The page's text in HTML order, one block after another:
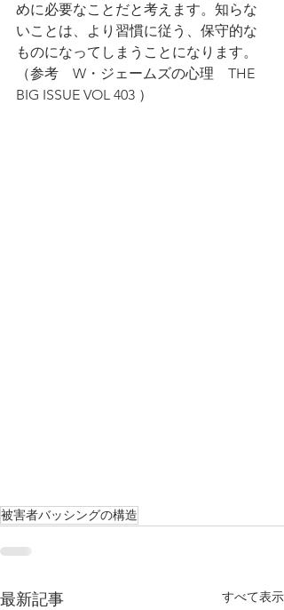
めに必要なことだと考えます。知らな
いことは、より習慣に従う、保守的な
ものになってしまうことになります。
（参考　W・ジェームズの心理　THE
BIG ISSUE VOL 403 ）
被害者バッシングの構造
最新記事 すべて表示